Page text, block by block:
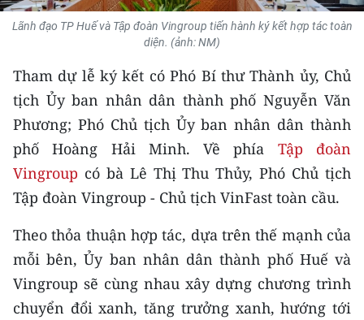
BẠN ĐỌC
KIỂM CHỨNG THÔNG TIN
TRI THỨC CHUYÊN SÂU
54 DÂN TỘC VIỆT NAM
CHƯƠNG TRÌNH OCOP - MỖI XÃ
MỘT SẢN PHẨM
RADIO
MEDIA CENTER
Lãnh đạo TP Huế và Tập đoàn Vingroup tiến hành ký kết hợp tác toàn
diện. (ảnh: NM)
Tham dự lễ ký kết có Phó Bí thư Thành ủy, Chủ
tịch Ủy ban nhân dân thành phố Nguyễn Văn
Phương; Phó Chủ tịch Ủy ban nhân dân thành
phố Hoàng Hải Minh. Về phía Tập đoàn
Vingroup có bà Lê Thị Thu Thủy, Phó Chủ tịch
Tập đoàn Vingroup - Chủ tịch VinFast toàn cầu.
Theo thỏa thuận hợp tác, dựa trên thế mạnh của
mỗi bên, Ủy ban nhân dân thành phố Huế và
Vingroup sẽ cùng nhau xây dựng chương trình
chuyển đổi xanh, tăng trưởng xanh, hướng tới